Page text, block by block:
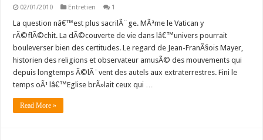
02/01/2010 Entretien 1
La question nâ€™est plus sacrilÃ¨ge. MÃªme le Vatican y
rÃ©flÃ©chit. La dÃ©couverte de vie dans lâ€™univers pourrait
bouleverser bien des certitudes. Le regard de Jean-FranÃ§ois Mayer,
historien des religions et observateur amusÃ© des mouvements qui
depuis longtemps Ã©lÃ¨vent des autels aux extraterrestres. Fini le
temps oÃ¹ lâ€™Eglise brÃ»lait ceux qui …
Read More »